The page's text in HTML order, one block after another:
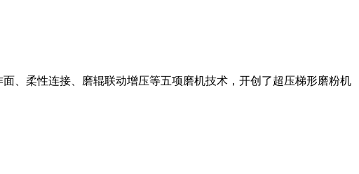
、柔性连接、磨辊联动增压等五项磨机技术，开创了超压梯形磨粉机